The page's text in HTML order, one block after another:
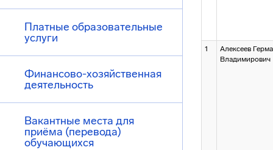
Платные образовательные
услуги
Финансово-хозяйственная
деятельность
Вакантные места для
приёма (перевода)
обучающихся
1
Алексеев
Владимирович